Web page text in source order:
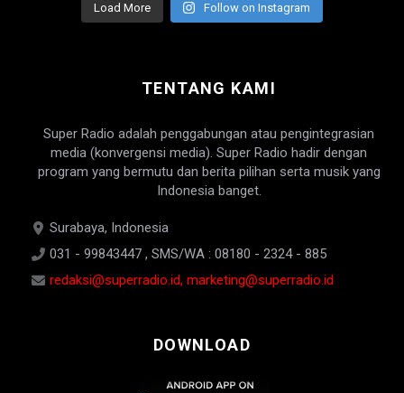
Load More Follow on Instagram
TENTANG KAMI
Super Radio adalah penggabungan atau pengintegrasian
media (konvergensi media). Super Radio hadir dengan
program yang bermutu dan berita pilihan serta musik yang
Indonesia banget.
Surabaya, Indonesia
031 - 99843447 , SMS/WA : 08180 - 2324 - 885
redaksi@superradio.id, marketing@superradio.id
DOWNLOAD